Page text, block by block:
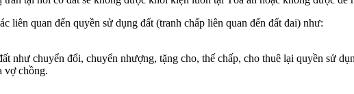
liên quan đến quyền sử dụng đất (tranh chấp liên quan đến đất đai) như:
như chuyển đổi, chuyển nhượng, tặng cho, thế chấp, cho thuê lại quyền sử
vợ chồng.